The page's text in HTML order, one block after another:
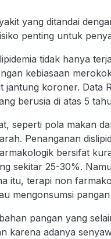
yang ditandai
penting untuk
tidak hanya
kebiasaan
koroner. Data
berusia di atas 5
seperti pola makan
Penanganan
bersifat
sekitar 25-30%.
itu, terapi non
mengonsumsi
pangan yang
karena adanya